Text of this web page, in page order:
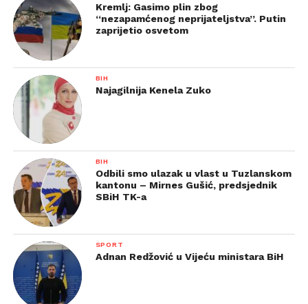
Kremlj: Gasimo plin zbog
“nezapamćenog neprijateljstva”. Putin
zaprijetio osvetom
BIH
Najagilnija Kenela Zuko
BIH
Odbili smo ulazak u vlast u Tuzlanskom
kantonu – Mirnes Gušić, predsjednik
SBiH TK-a
SPORT
Adnan Redžović u Vijeću ministara BiH